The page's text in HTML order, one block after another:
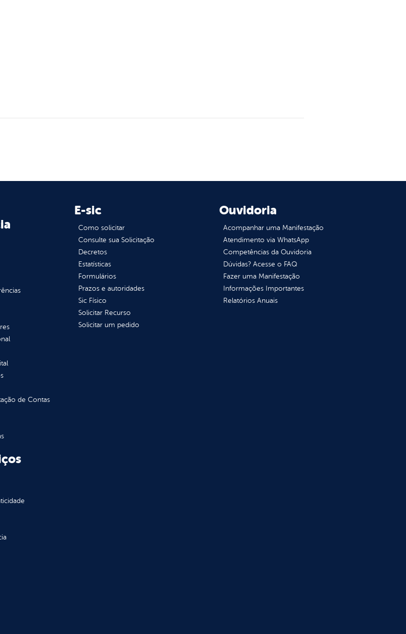
de Contas
E-sic
Como solicitar
Consulte sua Solicitação
Decretos
Estatísticas
Formulários
Prazos e autoridades
Sic Físico
Solicitar Recurso
Solicitar um pedido
Ouvidoria
Acompanhar uma Manifestação
Atendimento via WhatsApp
Competências da Ouvidoria
Dúvidas? Acesse o FAQ
Fazer uma Manifestação
Informações Importantes
Relatórios Anuais